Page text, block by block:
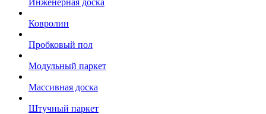
Инженерная доска
Ковролин
Пробковый пол
Модульный паркет
Массивная доска
Штучный паркет